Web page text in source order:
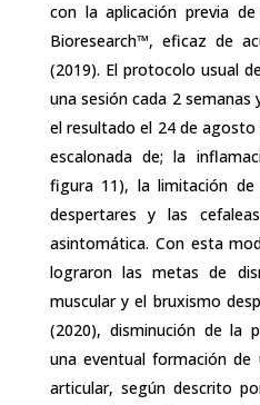
con la aplicación previa
Bioresearch™, eficaz de
(2019). El protocolo usual
una sesión cada 2
el resultado el 24 de
escalonada de; la
figura 11), la limitación
despertares y las
asintomática. Con esta
lograron las metas de
muscular y el bruxismo
(2020), disminución de la
una eventual formación
articular, según descrito